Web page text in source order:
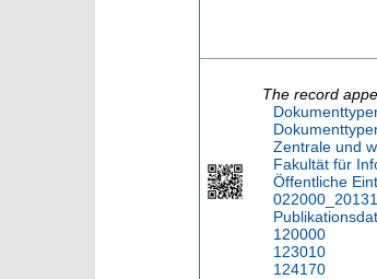
The record
Zentrale und
Fakultät für
Öffentliche
120000
123010
124170